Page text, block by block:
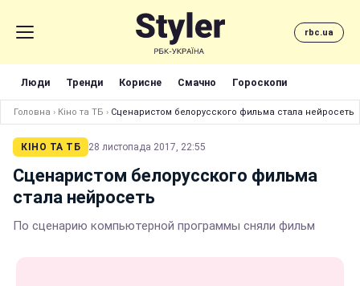
rbc.ua
Люди Тренди Корисне Смачно Гороскопи
Головна › Кіно та ТБ › Сценаристом белорусского фильма стала нейросеть
КІНО ТА ТБ 28 листопада 2017, 22:55
Сценаристом белорусского фильма
стала нейросеть
По сценарию компьютерной программы сняли фильм